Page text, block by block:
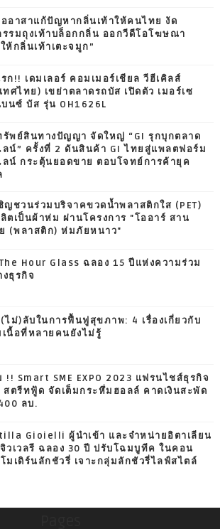
ออาสาแก้ปัญหากลิ่นเท้าให้คนไทย งัด
รรมถุงเท้าบล็อกกลิ่น ออกวีดีโอโฆษณา
ห้กลิ่นเท้าเตะจมูก”
ก!! เดมเลอร์ คอมเมอร์เชียล วีฮีเคิลส์
ทศไทย) เขย่าตลาดรถบัส เปิดตัว เมอร์เซ
บนซ์ บัส รุ่น OH1626L
รัพย์สินทางปัญญา จัดใหญ่ “GI รุกบุกตลาด
ลน์” ครั้งที่ 2 ดันสินค้า GI ไทยสู่แพลตฟอร์ม
ลน์ กระตุ้นยอดขาย ตอบโจทย์การค้ายุค
ชิญชวนร่วมบริจาคขวดน้ำพลาสติกใส (PET)
ตเป็นผ้าห่ม ผ่านโครงการ "โออาร์ สาน
ย (พลาสติก) ห่มภัยหนาว"
The Hour Glass ฉลอง 15 ปีแห่งความร่วม
ธุรกิจ
(ไม่)ลับในการฟื้นฟูสุขภาพ: 4 เรื่องเกี่ยวกับ
นื้อที่หลายคนยังไม่รู้
!! Smart SME EXPO 2023 แฟรนไชส์ธุรกิจ
สตรีทฟู้ด จัดเต็มกระหึ่มฮอลล์ คาดเงินสะพัด
ลบ.
Gioielli ผู้นำเข้า และจำหน่ายอิตาเลียน
วเวลรี ฉลอง 30 ปี ปรับโฉมบูทีค ในคอน
มเดิร์นลักชัวรี่ เจาะกลุ่มลักชัวรี่ไลฟ์สไตล์